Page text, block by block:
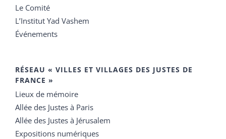
Le Comité
L’Institut Yad Vashem
Événements
RÉSEAU « VILLES ET VILLAGES DES JUSTES DE
FRANCE »
Lieux de mémoire
Allée des Justes à Paris
Allée des Justes à Jérusalem
Expositions numériques